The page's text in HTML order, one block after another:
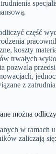
część
koszty
trwałych
pozwala
z
można
w ramach
zaliczają się: